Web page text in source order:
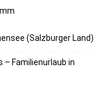
(Salzburger Land)
– Familienurlaub in